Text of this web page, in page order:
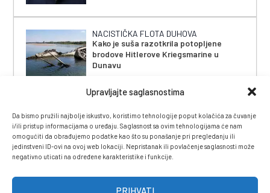
Upravljajte saglasnostima
Da bismo pružili najbolje iskustvo, koristimo tehnologije poput kolačića za čuvanje
i/ili pristup informacijama o uređaju. Saglasnost sa ovim tehnologijama će nam
omogućiti da obrađujemo podatke kao što su ponašanje pri pregledanju ili
jedinstveni ID-ovi na ovoj web lokaciji. Nepristanak ili povlačenje saglasnosti može
negativno uticati na određene karakteristike i funkcije.
PRIHVATI
NACISTIČKA FLOTA DUHOVA
Kako je suša razotkrila potopljene
brodove Hitlerove Kriegsmarine u
Dunavu